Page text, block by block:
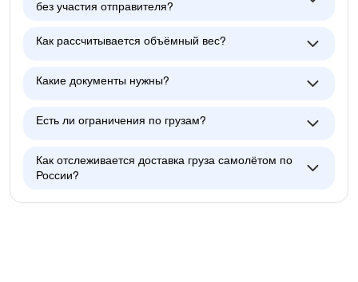
без участия отправителя?
Как рассчитывается объёмный вес?
Какие документы нужны?
Есть ли ограничения по грузам?
Как отслеживается доставка груза самолётом по
России?